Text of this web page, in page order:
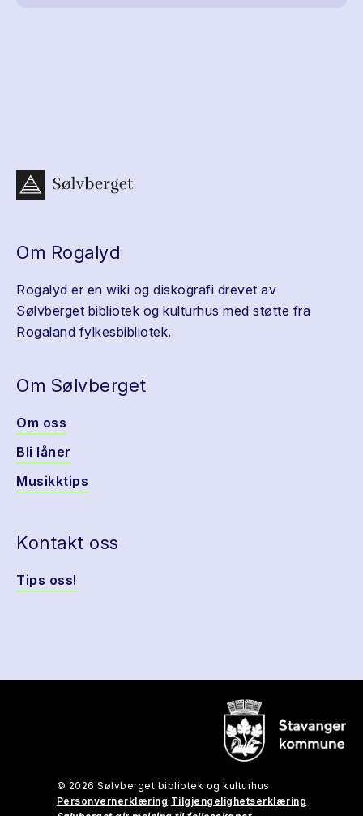
Om Rogalyd
Rogalyd er en wiki og diskografi drevet av
Sølvberget bibliotek og kulturhus med støtte fra
Rogaland fylkesbibliotek.
Om Sølvberget
Om oss
Bli låner
Musikktips
Kontakt oss
Tips oss!
© 2026 Sølvberget bibliotek og kulturhus
Personvernerklæring Tilgjengelighetserklæring